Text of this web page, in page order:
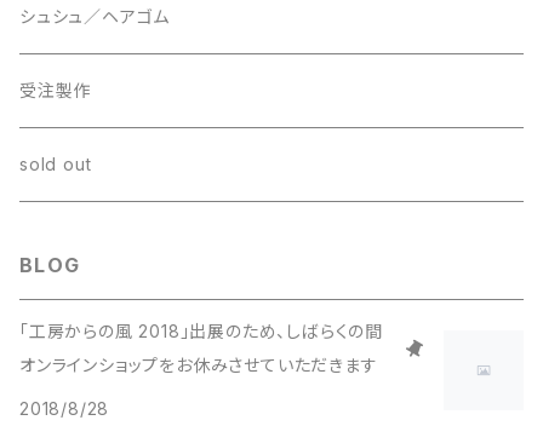
シュシュ／ヘアゴム
受注製作
sold out
BLOG
「工房からの風 2018」出展のため、しばらくの間
オンラインショップをお休みさせていただきます
2018/8/28